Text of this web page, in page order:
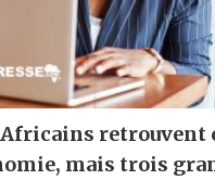
Africains retrouvent
mais trois